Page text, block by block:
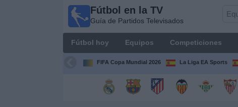
Fútbol en la TV
Guía de Partidos Televisados
Fútbol hoy Equipos Competiciones
FIFA Copa Mundial 2026 La Liga EA Sports